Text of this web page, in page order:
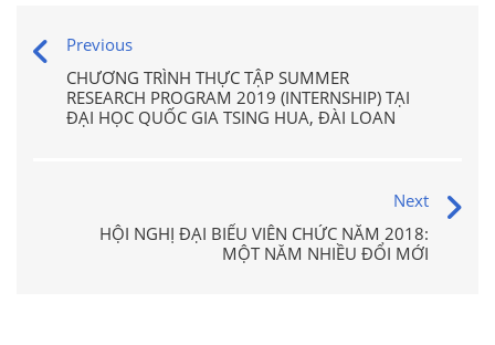
Previous
CHƯƠNG TRÌNH THỰC TẬP SUMMER
RESEARCH PROGRAM 2019 (INTERNSHIP) TẠI
ĐẠI HỌC QUỐC GIA TSING HUA, ĐÀI LOAN
Next
HỘI NGHỊ ĐẠI BIỂU VIÊN CHỨC NĂM 2018:
MỘT NĂM NHIỀU ĐỔI MỚI